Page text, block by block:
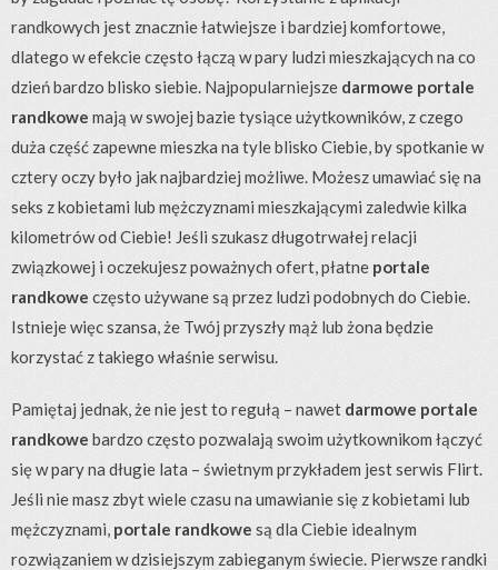
randkowych jest znacznie łatwiejsze i bardziej komfortowe,
dlatego w efekcie często łączą w pary ludzi mieszkających na co
dzień bardzo blisko siebie. Najpopularniejsze darmowe portale
randkowe mają w swojej bazie tysiące użytkowników, z czego
duża część zapewne mieszka na tyle blisko Ciebie, by spotkanie w
cztery oczy było jak najbardziej możliwe. Możesz umawiać się na
seks z kobietami lub mężczyznami mieszkającymi zaledwie kilka
kilometrów od Ciebie! Jeśli szukasz długotrwałej relacji
związkowej i oczekujesz poważnych ofert, płatne portale
randkowe często używane są przez ludzi podobnych do Ciebie.
Istnieje więc szansa, że Twój przyszły mąż lub żona będzie
korzystać z takiego właśnie serwisu.
Pamiętaj jednak, że nie jest to regułą – nawet darmowe portale
randkowe bardzo często pozwalają swoim użytkownikom łączyć
się w pary na długie lata – świetnym przykładem jest serwis Flirt.
Jeśli nie masz zbyt wiele czasu na umawianie się z kobietami lub
mężczyznami, portale randkowe są dla Ciebie idealnym
rozwiązaniem w dzisiejszym zabieganym świecie. Pierwsze randki